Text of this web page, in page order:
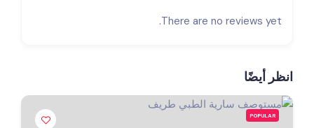
There are no reviews yet.
انظر أيضًا
POPULAR